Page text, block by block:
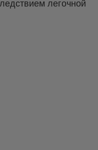
легочной